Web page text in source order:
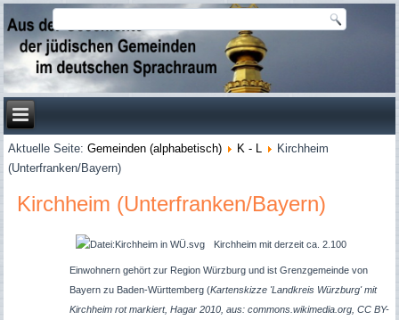
Aktuelle Seite:Gemeinden (alphabetisch) K - L
Kirchheim
(Unterfranken/Bayern)
Kirchheim (Unterfranken/Bayern)
Kirchheim mit derzeit ca. 2.100
Einwohnern gehört zur Region Würzburg und ist Grenzgemeinde von
Bayern zu Baden-Württemberg (Kartenskizze 'Landkreis Würzburg' mit
Kirchheim rot markiert, Hagar 2010, aus: commons.wikimedia.org, CC BY-